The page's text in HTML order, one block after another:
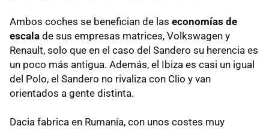
Ambos coches se benefician de las economías de
escala de sus empresas matrices, Volkswagen y
Renault, solo que en el caso del Sandero su herencia es
un poco más antigua. Además, el Ibiza es casi un igual
del Polo, el Sandero no rivaliza con Clio y van
orientados a gente distinta.
Dacia fabrica en Rumanía, con unos costes muy